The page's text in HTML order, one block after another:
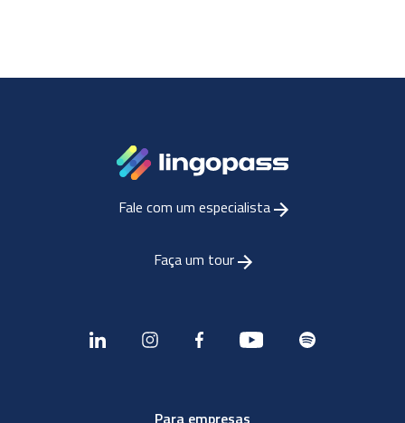
Fale com um especialista
Faça um tour